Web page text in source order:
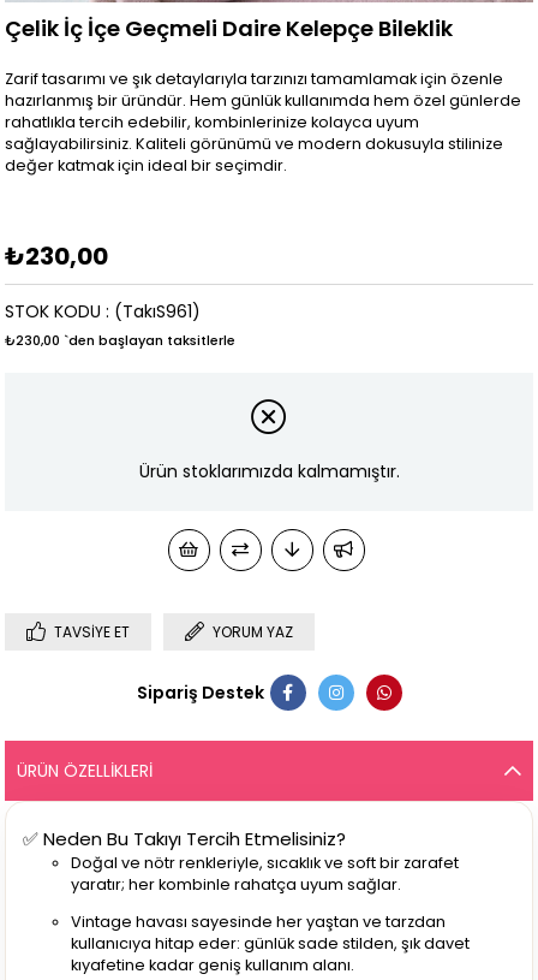
Çelik İç İçe Geçmeli Daire Kelepçe Bileklik
Zarif tasarımı ve şık detaylarıyla tarzınızı tamamlamak için özenle
hazırlanmış bir üründür. Hem günlük kullanımda hem özel günlerde
rahatlıkla tercih edebilir, kombinlerinize kolayca uyum
sağlayabilirsiniz. Kaliteli görünümü ve modern dokusuyla stilinize
değer katmak için ideal bir seçimdir.
₺230,00
(TakıS961)
STOK KODU
₺230,00 `den başlayan taksitlerle
Ürün stoklarımızda kalmamıştır.
TAVSIYE ET YORUM YAZ
Sipariş Destek
ÜRÜN ÖZELLIKLERI
✅ Neden Bu Takıyı Tercih Etmelisiniz?
Doğal ve nötr renkleriyle, sıcaklık ve soft bir zarafet
yaratır; her kombinle rahatça uyum sağlar.
Vintage havası sayesinde her yaştan ve tarzdan
kullanıcıya hitap eder: günlük sade stilden, şık davet
kıyafetine kadar geniş kullanım alanı.